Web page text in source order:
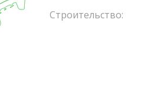
Строительство: